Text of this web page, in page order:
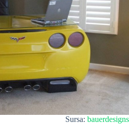
Sursa: bauerdesigns